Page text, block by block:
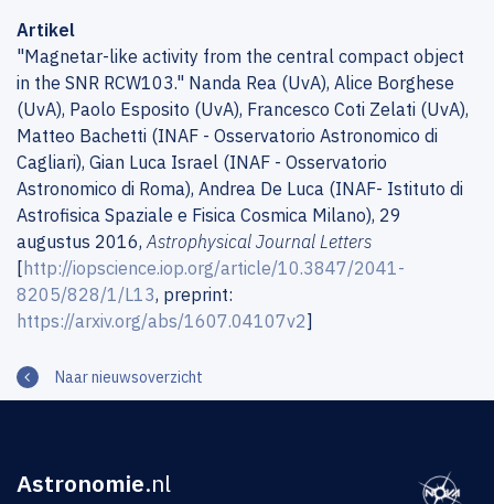
Artikel
"Magnetar-like activity from the central compact object
in the SNR RCW103." Nanda Rea (UvA), Alice Borghese
(UvA), Paolo Esposito (UvA), Francesco Coti Zelati (UvA),
Matteo Bachetti (INAF - Osservatorio Astronomico di
Cagliari), Gian Luca Israel (INAF - Osservatorio
Astronomico di Roma), Andrea De Luca (INAF- Istituto di
Astrofisica Spaziale e Fisica Cosmica Milano), 29
augustus 2016,Astrophysical Journal Letters
[ http://iopscience.iop.org/article/10.3847/2041-
8205/828/1/L13, preprint:
https://arxiv.org/abs/1607.04107v2]
Naar nieuwsoverzicht
Astronomie.nl